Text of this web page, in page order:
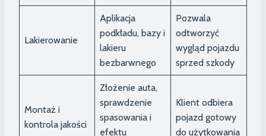
Lakierowanie
Aplikacja
podkładu, bazy i
lakieru
bezbarwnego
Pozwala
odtworzyć
wygląd pojazdu
sprzed szkody
Montaż i
kontrola jakości
Złożenie auta,
sprawdzenie
spasowania i
efektu
Klient odbiera
pojazd gotowy
do użytkowania